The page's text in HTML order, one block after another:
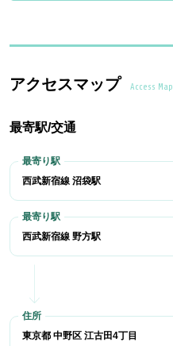
アクセスマップ Access Map
最寄駅/交通
西武新宿線 沼袋駅
西武新宿線 野方駅
東京都 中野区 江古田4丁目